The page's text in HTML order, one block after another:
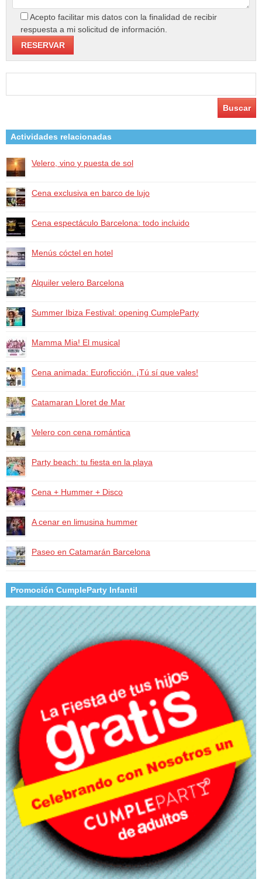
Acepto facilitar mis datos con la finalidad de recibir
respuesta a mi solicitud de información.
Actividades relacionadas
Velero, vino y puesta de sol
Cena exclusiva en barco de lujo
Cena espectáculo Barcelona: todo incluido
Menús cóctel en hotel
Alquiler velero Barcelona
Summer Ibiza Festival: opening CumpleParty
Mamma Mia! El musical
Cena animada: Euroficción. ¡Tú sí que vales!
Catamaran Lloret de Mar
Velero con cena romántica
Party beach: tu fiesta en la playa
Cena + Hummer + Disco
A cenar en limusina hummer
Paseo en Catamarán Barcelona
Promoción CumpleParty Infantil